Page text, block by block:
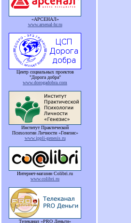
«АРСЕНАЛ»
www.arsenal-hr.ru
Центр социальных проектов
"Дорога добра"
www.dorogadobra.com
Институт Практической
Психологии Личности «Генезис»
www.ippli-genesis.ru
Интернет-магазин Colibri.ru
www.colibri.ru
Телеканал «PRO Деньги»